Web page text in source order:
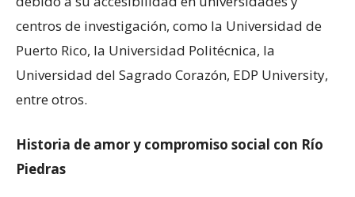
centros de investigación, como la Universidad de
Puerto Rico, la Universidad Politécnica, la
Universidad del Sagrado Corazón, EDP University,
entre otros.
Historia de amor y compromiso social con Río
Piedras